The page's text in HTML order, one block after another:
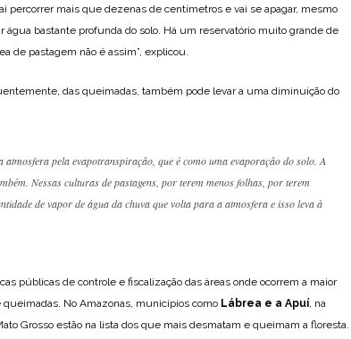
percorrer mais que dezenas de centímetros e vai se apagar, mesmo
água bastante profunda do solo. Há um reservatório muito grande de
de pastagem não é assim”, explicou.
das queimadas, também pode levar a uma diminuição do
pela evapotranspiração, que é como uma evaporação do solo. A
Nessas culturas de pastagens, por terem menos folhas, por terem
de vapor de água da chuva que volta para a atmosfera e isso leva à
públicas de controle e fiscalização das áreas onde ocorrem a maior
No Amazonas, municípios como Lábrea e a Apuí, na
Grosso estão na lista dos que mais desmatam e queimam a floresta.